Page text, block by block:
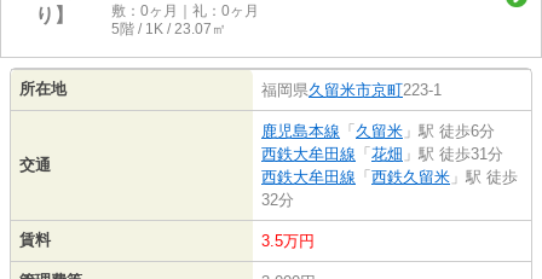
敷：0ヶ月｜礼：0ヶ月
5階 / 1K / 23.07㎡
所在地 福岡県久留米市京町223-1
交通
鹿児島本線 「 久留米 」駅 徒歩6分
西鉄大牟田線 「 花畑 」駅 徒歩31分
西鉄大牟田線 「 西鉄久留米 」駅 徒歩
32分
賃料 3.5万円